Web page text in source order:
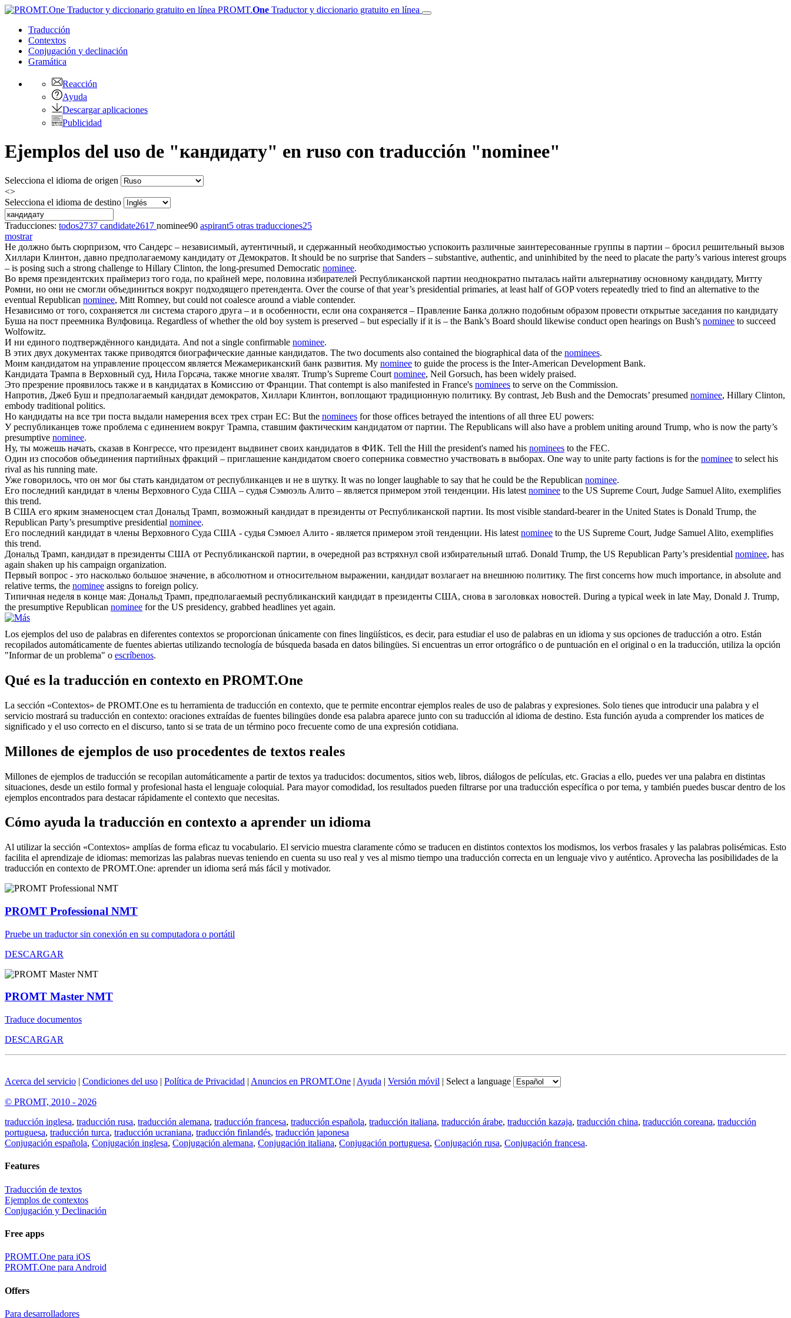
PROMT.One Traductor y diccionario gratuito en línea
Traducción
Contextos
Conjugación y declinación
Gramática
Reacción
Ayuda
Descargar aplicaciones
Publicidad
Ejemplos del uso de "кандидату" en ruso con traducción "nominee"
Selecciona el idioma de origen
<>
Selecciona el idioma de destino
Traducciones: todos2737 candidate2617 nominee90 aspirant5 otras traducciones25
mostrar
Не должно быть сюрпризом, что Сандерс – независимый, аутентичный, и сдержанный необходимостью успокоить различные заинтересованные группы в партии – бросил решительный вызов
Хиллари Клинтон, давно предполагаемому кандидату от Демократов. It should be no surprise that Sanders – substantive, authentic, and uninhibited by the need to placate the party’s various interest groups
– is posing such a strong challenge to Hillary Clinton, the long-presumed Democratic nominee.
Во время президентских праймериз того года, по крайней мере, половина избирателей Республиканской партии неоднократно пыталась найти альтернативу основному кандидату, Митту
Ромни, но они не смогли объединиться вокруг подходящего претендента. Over the course of that year’s presidential primaries, at least half of GOP voters repeatedly tried to find an alternative to the
eventual Republican nominee, Mitt Romney, but could not coalesce around a viable contender.
Независимо от того, сохраняется ли система старого друга – и в особенности, если она сохраняется – Правление Банка должно подобным образом провести открытые заседания по кандидату
Буша на пост преемника Вулфовица. Regardless of whether the old boy system is preserved – but especially if it is – the Bank’s Board should likewise conduct open hearings on Bush’s nominee to succeed
Wolfowitz.
И ни единого подтверждённого кандидата. And not a single confirmable nominee.
В этих двух документах также приводятся биографические данные кандидатов. The two documents also contained the biographical data of the nominees.
Моим кандидатом на управление процессом является Межамериканский банк развития. My nominee to guide the process is the Inter-American Development Bank.
Кандидата Трампа в Верховный суд, Нила Горсача, также многие хвалят. Trump’s Supreme Court nominee, Neil Gorsuch, has been widely praised.
Это презрение проявилось также и в кандидатах в Комиссию от Франции. That contempt is also manifested in France's nominees to serve on the Commission.
Напротив, Джеб Буш и предполагаемый кандидат демократов, Хиллари Клинтон, воплощают традиционную политику. By contrast, Jeb Bush and the Democrats’ presumed nominee, Hillary Clinton,
embody traditional politics.
Но кандидаты на все три поста выдали намерения всех трех стран ЕС: But the nominees for those offices betrayed the intentions of all three EU powers:
У республиканцев тоже проблема с единением вокруг Трампа, ставшим фактическим кандидатом от партии. The Republicans will also have a problem uniting around Trump, who is now the party’s
presumptive nominee.
Ну, ты можешь начать, сказав в Конгрессе, что президент выдвинет своих кандидатов в ФИК. Tell the Hill the president's named his nominees to the FEC.
Один из способов объединения партийных фракций – приглашение кандидатом своего соперника совместно участвовать в выборах. One way to unite party factions is for the nominee to select his
rival as his running mate.
Уже говорилось, что он мог бы стать кандидатом от республиканцев и не в шутку. It was no longer laughable to say that he could be the Republican nominee.
Его последний кандидат в члены Верховного Суда США – судья Сэмюэль Алито – является примером этой тенденции. His latest nominee to the US Supreme Court, Judge Samuel Alito, exemplifies
this trend.
В США его ярким знаменосцем стал Дональд Трамп, возможный кандидат в президенты от Республиканской партии. Its most visible standard-bearer in the United States is Donald Trump, the
Republican Party’s presumptive presidential nominee.
Его последний кандидат в члены Верховного Суда США - судья Сэмюел Алито - является примером этой тенденции. His latest nominee to the US Supreme Court, Judge Samuel Alito, exemplifies
this trend.
Дональд Трамп, кандидат в президенты США от Республиканской партии, в очередной раз встряхнул свой избирательный штаб. Donald Trump, the US Republican Party’s presidential nominee, has
again shaken up his campaign organization.
Первый вопрос - это насколько большое значение, в абсолютном и относительном выражении, кандидат возлагает на внешнюю политику. The first concerns how much importance, in absolute and
relative terms, the nominee assigns to foreign policy.
Типичная неделя в конце мая: Дональд Трамп, предполагаемый республиканский кандидат в президенты США, снова в заголовках новостей. During a typical week in late May, Donald J. Trump,
the presumptive Republican nominee for the US presidency, grabbed headlines yet again.
Los ejemplos del uso de palabras en diferentes contextos se proporcionan únicamente con fines lingüísticos, es decir, para estudiar el uso de palabras en un idioma y sus opciones de traducción a otro. Están
recopilados automáticamente de fuentes abiertas utilizando tecnología de búsqueda basada en datos bilingües. Si encuentras un error ortográfico o de puntuación en el original o en la traducción, utiliza la opción
"Informar de un problema" o escríbenos.
Qué es la traducción en contexto en PROMT.One
La sección «Contextos» de PROMT.One es tu herramienta de traducción en contexto, que te permite encontrar ejemplos reales de uso de palabras y expresiones. Solo tienes que introducir una palabra y el
servicio mostrará su traducción en contexto: oraciones extraídas de fuentes bilingües donde esa palabra aparece junto con su traducción al idioma de destino. Esta función ayuda a comprender los matices de
significado y el uso correcto en el discurso, tanto si se trata de un término poco frecuente como de una expresión cotidiana.
Millones de ejemplos de uso procedentes de textos reales
Millones de ejemplos de traducción se recopilan automáticamente a partir de textos ya traducidos: documentos, sitios web, libros, diálogos de películas, etc. Gracias a ello, puedes ver una palabra en distintas
situaciones, desde un estilo formal y profesional hasta el lenguaje coloquial. Para mayor comodidad, los resultados pueden filtrarse por una traducción específica o por tema, y también puedes buscar dentro de los
ejemplos encontrados para destacar rápidamente el contexto que necesitas.
Cómo ayuda la traducción en contexto a aprender un idioma
Al utilizar la sección «Contextos» amplías de forma eficaz tu vocabulario. El servicio muestra claramente cómo se traducen en distintos contextos los modismos, los verbos frasales y las palabras polisémicas. Esto
facilita el aprendizaje de idiomas: memorizas las palabras nuevas teniendo en cuenta su uso real y ves al mismo tiempo una traducción correcta en un lenguaje vivo y auténtico. Aprovecha las posibilidades de la
traducción en contexto de PROMT.One: aprender un idioma será más fácil y motivador.
PROMT Professional NMT
Pruebe un traductor sin conexión en su computadora o portátil
DESCARGAR
PROMT Master NMT
Traduce documentos
DESCARGAR
Acerca del servicio | Condiciones del uso | Política de Privacidad | Anuncios en PROMT.One | Ayuda | Versión móvil | Select a language
© PROMT, 2010 - 2026
traducción inglesa, traducción rusa, traducción alemana, traducción francesa, traducción española, traducción italiana, traducción árabe, traducción kazaja, traducción china, traducción coreana, traducción
portuguesa, traducción turca, traducción ucraniana, traducción finlandés, traducción japonesa
Conjugación española, Conjugación inglesa, Conjugación alemana, Conjugación italiana, Conjugación portuguesa, Conjugación rusa, Conjugación francesa.
Features
Traducción de textos
Ejemplos de contextos
Conjugación y Declinación
Free apps
PROMT.One para iOS
PROMT.One para Android
Offers
Para desarrolladores